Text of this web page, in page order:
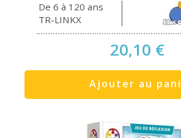
De 6 à 120 ans
TR-LINKX
20,10 €
Ajouter au